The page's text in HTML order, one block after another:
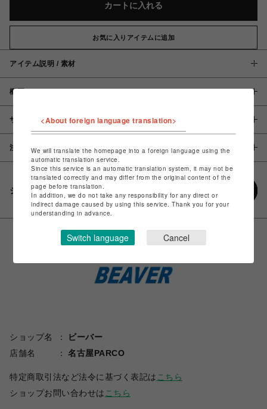
カートに入れる
お気に入りアイテムに追加
アイテム説明 / 素材
概要
サイズ
注意事項
シェアする
ショップ名
ビーバー
店舗名
名古屋PARCO
特定商取引法など法令に基づく表記は こちら
ショップお問い合わせは こちら
<About foreign language translation>
We will translate the homepage into a foreign language using the
automatic translation service.
Since this service is an automatic translation system, it may not be
translated correctly and may differ from the original content of the
page before translation.
In addition, we do not take any responsibility for any direct or
indirect damage caused by using this service. Thank you for your
understanding in advance.
Switch language Cancel